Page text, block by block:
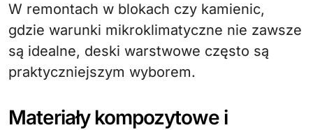
W remontach w blokach czy kamienic,
gdzie warunki mikroklimatyczne nie zawsze
są idealne, deski warstwowe często są
praktyczniejszym wyborem.
Materiały kompozytowe i